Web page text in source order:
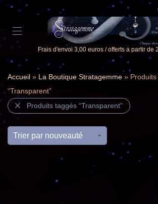
Frais d'envoi 3,00 euros / offerts à partir de
Accueil » La Boutique Stratagemme »
“Transparent”
Produits taggés “Transparent”